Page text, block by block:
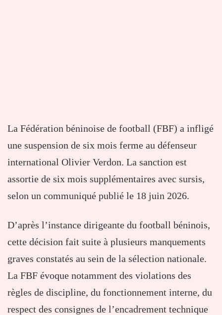
La Fédération béninoise de football (FBF) a infligé
une suspension de six mois ferme au défenseur
international Olivier Verdon. La sanction est
assortie de six mois supplémentaires avec sursis,
selon un communiqué publié le 18 juin 2026.
D’après l’instance dirigeante du football béninois,
cette décision fait suite à plusieurs manquements
graves constatés au sein de la sélection nationale.
La FBF évoque notamment des violations des
règles de discipline, du fonctionnement interne, du
respect des consignes de l’encadrement technique